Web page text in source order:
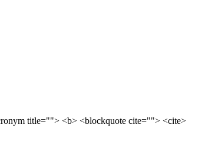
title=""> <b> <blockquote cite=""> <cite>